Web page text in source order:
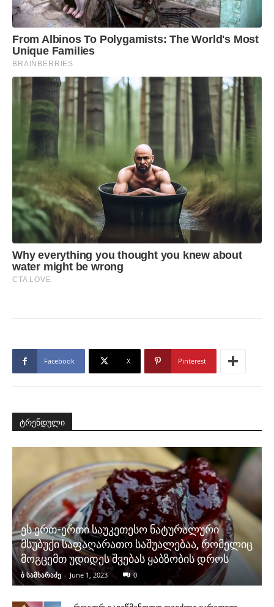
Facebook X Pinterest
ტრენდული
ეს ერთ-ერთი საუკეთესო ნატურალური
მსუბუქი საფაღარათო საშუალებაა, რომელიც
მოგცემთ უდიდეს შვებას ყაბზობის დროს
ბ სამხარაძე - June 1, 2023 0